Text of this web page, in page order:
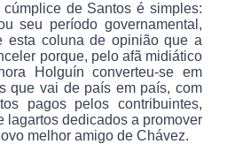
de Santos é simples:
seu período governamental,
esta coluna de opinião que a
porque, pelo afã midiático
Holguín converteu-se em
que vai de país em país, com
pagos pelos contribuintes,
lagartos dedicados a promover
melhor amigo de Chávez.